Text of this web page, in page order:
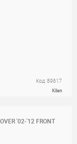
Код: 89617
Kilen
'02-'12 FRONT